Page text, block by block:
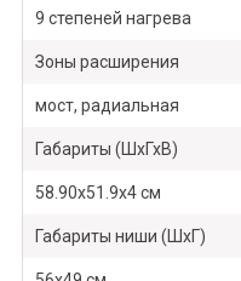
9 степеней нагрева
Зоны расширения
мост, радиальная
Габариты (ШхГхВ)
58.90х51.9х4 см
Габариты ниши (ШхГ)